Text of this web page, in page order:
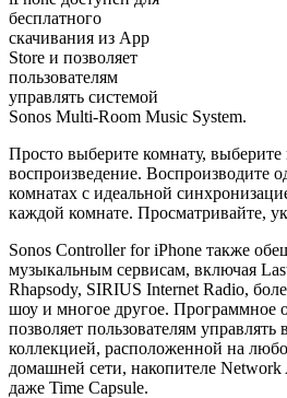
бесплатного
скачивания из App
Store и позволяет
пользователям
управлять системой
Sonos Multi-Room Music System.
Просто выберите комнату,
воспроизведение. Воспроизводите
комнатах с идеальной
каждой комнате. Просматривайте,
Sonos Controller for iPhone также
музыкальным сервисам, включая
Rhapsody, SIRIUS Internet Radio,
шоу и многое другое. Программное
позволяет пользователям
коллекцией, расположенной на
домашней сети, накопителе
даже Time Capsule.